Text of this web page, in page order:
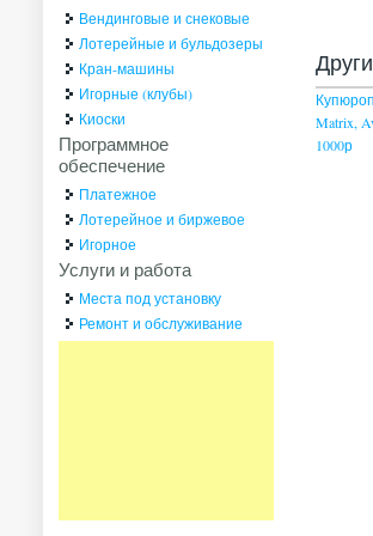
Matrix,
1000р
Вендинговые и снековые
Лотерейные и бульдозеры
Кран-машины
Игорные (клубы)
Киоски
Программное
обеспечение
Платежное
Лотерейное и биржевое
Игорное
Услуги и работа
Места под установку
Ремонт и обслуживание